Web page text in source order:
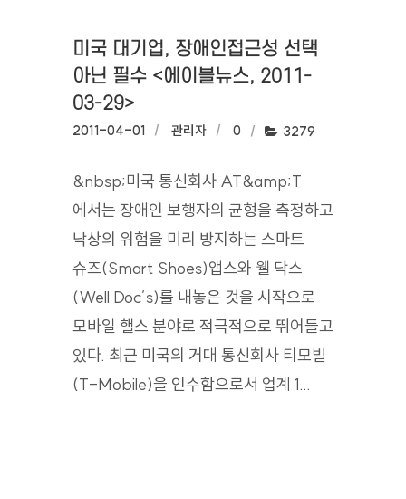
미국 대기업, 장애인접근성 선택
아닌 필수 <에이블뉴스, 2011-
03-29>
작성일:
2011-04-01 작성자:
관리자 댓글수:
0 조회수:
3279
&nbsp;미국 통신회사 AT&amp;T
에서는 장애인 보행자의 균형을 측정하고
낙상의 위험을 미리 방지하는 스마트
슈즈(Smart Shoes)앱스와 웰 닥스
(Well Doc’s)를 내놓은 것을 시작으로
모바일 핼스 분야로 적극적으로 뛰어들고
있다. 최근 미국의 거대 통신회사 티모빌
(T-Mobile)을 인수함으로서 업계 1...